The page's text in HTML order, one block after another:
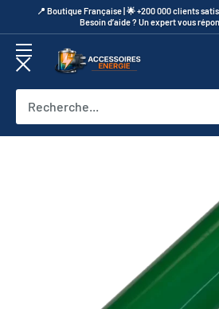
au
contenu
​📍​ Boutique Française | 🌟 +200 000 clients
Besoin d’aide ? Un expert vous
Accessoires